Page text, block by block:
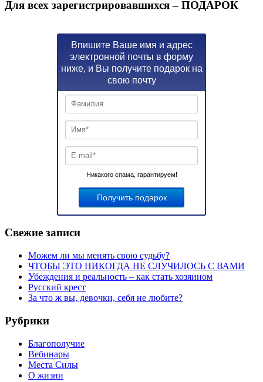
Для всех зарегистрировавшихся – ПОДАРОК
Впишите Ваше имя и адрес
электронной почты в форму
ниже, и Вы получите подарок на
свою почту
Никакого спама, гарантируем!
Свежие записи
Можем ли мы менять свою судьбу?
ЧТОБЫ ЭТО НИКОГДА НЕ СЛУЧИЛОСЬ С ВАМИ
Убеждения и реальность – как стать хозяином
Русский крест
За что ж вы, девочки, себя не любите?
Рубрики
Благополучие
Вебинары
Места Силы
О жизни